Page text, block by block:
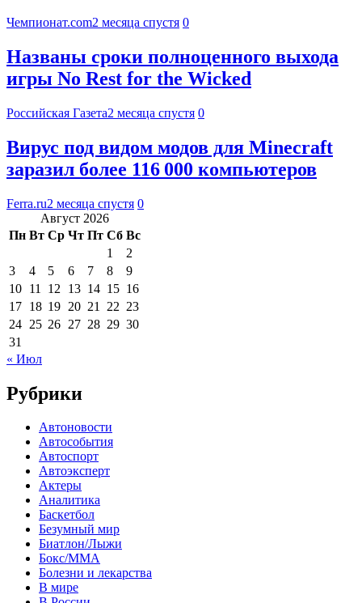
Чемпионат.com2 месяца спустя 0
Названы сроки полноценного выхода
игры No Rest for the Wicked
Российская Газета2 месяца спустя 0
Вирус под видом модов для Minecraft
заразил более 116 000 компьютеров
Ferra.ru2 месяца спустя 0
Август 2026
Пн Вт Ср Чт Пт Сб Вс
1
2
3
4 5 6 7 8
9
10 11 12 13 14 15 16
17 18 19 20 21 22 23
24 25 26 27 28 29 30
31
« Июл
Рубрики
Автоновости
Автособытия
Автоспорт
Автоэксперт
Актеры
Аналитика
Баскетбол
Безумный мир
Биатлон/Лыжи
Бокс/MMA
Болезни и лекарства
В мире